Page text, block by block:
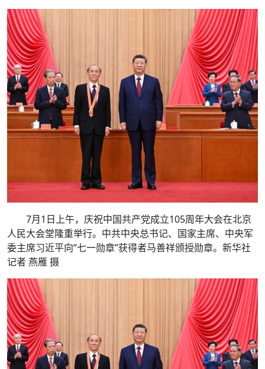
7月1日上午，庆祝中国共产党成立105周年大会在北京
人民大会堂隆重举行。中共中央总书记、国家主席、中央军
委主席习近平向“七一勋章”获得者马善祥颁授勋章。新华社
记者 燕雁 摄